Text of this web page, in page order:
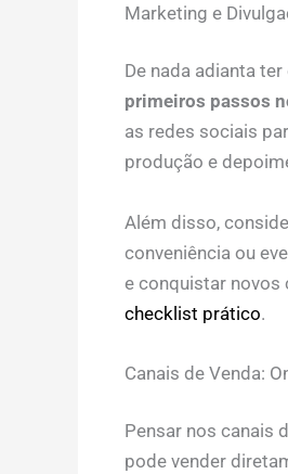
Marketing e
De nada adianta
primeiros passos
as redes sociais
produção e
Além disso,
conveniência ou
e conquistar novos
checklist prático.
Canais de Venda:
Pensar nos canais
pode vender